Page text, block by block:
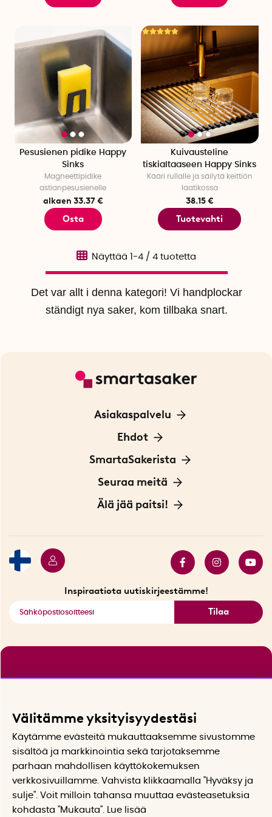
Pesusienen pidike Happy
Sinks
Magneettipidike
astianpesusienelle
alkaen 33.37 €
Osta
Kuivausteline
tiskialtaaseen Happy Sinks
Kääri rullalle ja säilytä keittiön
laatikossa
38.15 €
Tuotevahti
Det var allt i denna kategori! Vi handplockar
ständigt nya saker, kom tillbaka snart.
Näyttää 1-4 / 4 tuotetta
Asiakaspalvelu
Ota yhteyttä
Ehdot
Tietoa evästeistä
Yksityisyydensuoja
Sopimusehdot
SmartaSakerista
Meistä
Myymälä Tukholmassa
Seuraa meitä
Innovaattoriblogi
Älä jää paitsi!
Inspiraatiota uutiskirjeestämme!
Tilaa
Välitämme yksityisyydestäsi
Käytämme evästeitä mukauttaaksemme sivustomme
sisältöä ja markkinointia sekä tarjotaksemme
parhaan mahdollisen käyttökokemuksen
verkkosivuillamme. Vahvista klikkaamalla "Hyväksy ja
sulje". Voit milloin tahansa muuttaa evästeasetuksia
kohdasta "Mukauta". Lue lisää